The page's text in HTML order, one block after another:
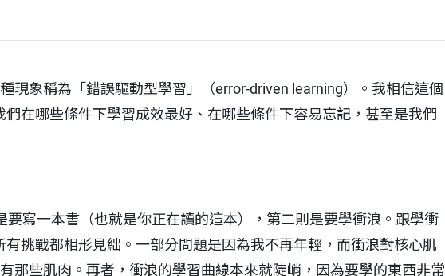
現象稱為「錯誤驅動型學習」（error-driven learning）。我相信這個
在哪些條件下學習成效最好、在哪些條件下容易忘記，甚至是我們
寫一本書（也就是你正在讀的這本），第二則是要學衝浪。跟學衝
挑戰都相形見絀。一部分問題是因為我不再年輕，而衝浪對核心肌
那些肌肉。再者，衝浪的學習曲線本來就陡峭，因為要學的東西非常